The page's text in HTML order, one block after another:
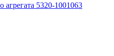
5320-1001063